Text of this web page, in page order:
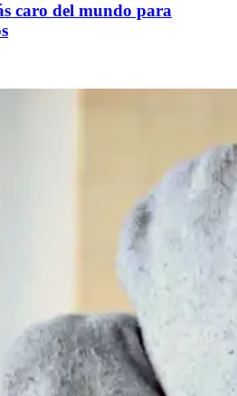
caro del mundo para